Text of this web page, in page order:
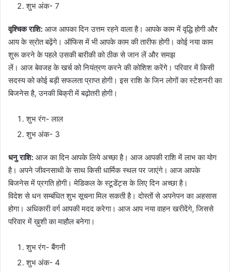
शुभ अंक- 7
वृश्चिक राशि: आज आपका दिन उत्तम रहने वाला है। आपके काम में वृद्धि होगी और
आय के स्रोत बढ़ेंगे। ऑफिस में भी आपके काम की तारीफ होगी। कोई नया काम
शुरू करने के पहले उसकी बारीकी को ठीक से जान लें और समझ
लें। आज बेवजह के खर्च को नियंत्रण करने की कोशिश करेंगे। परिवार में किसी
सदस्य को कोई बड़ी सफलता प्राप्त होगी। इस राशि के जिन लोगों का स्टेशनरी का
बिजनेस है, उनकी बिक्री में बढ़ोतरी होगी।
शुभ रंग- लाल
शुभ अंक- 3
धनु राशि: आज का दिन आपके लिये अच्छा है। आज आपकी राशि में लाभ का योग
है। अपने जीवनसाथी के साथ किसी धार्मिक स्थल पर जाएंगे। आज आपके
बिजनेस में प्रगति होगी। मेडिकल के स्टूडेंट्स के लिए दिन अच्छा है।
विदेश से धन सम्बंधित शुभ सूचना मिल सकती है। दोस्तों से अपनेपन का अहसास
होगा। अधिकारी वर्ग आपकी मदद करेगा। आज आप नया वाहन खरीदेंगे, जिससे
परिवार में ख़ुशी का माहौल बनेगा।
शुभ रंग- बैंगनी
शुभ अंक- 4